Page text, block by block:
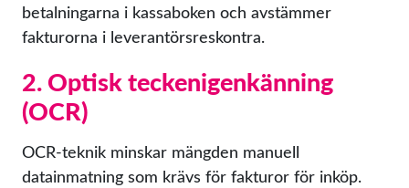
betalningarna i kassaboken och avstämmer
fakturorna i leverantörsreskontra.
2. Optisk teckenigenkänning
(OCR)
OCR-teknik minskar mängden manuell
datainmatning som krävs för fakturor för inköp.